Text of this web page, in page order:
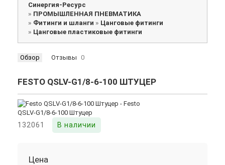
Синергия-Ресурс
» ПРОМЫШЛЕННАЯ ПНЕВМАТИКА
» Фитинги и шланги » Цанговые фитинги
» Цанговые пластиковые фитинги
Обзор Отзывы 0
FESTO QSLV-G1/8-6-100 ШТУЦЕР
132061 В наличии
Цена